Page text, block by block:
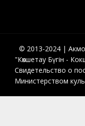
© 2013-2024 |
"Көкшетау Бүгін -
Свидетельство о
Министерством